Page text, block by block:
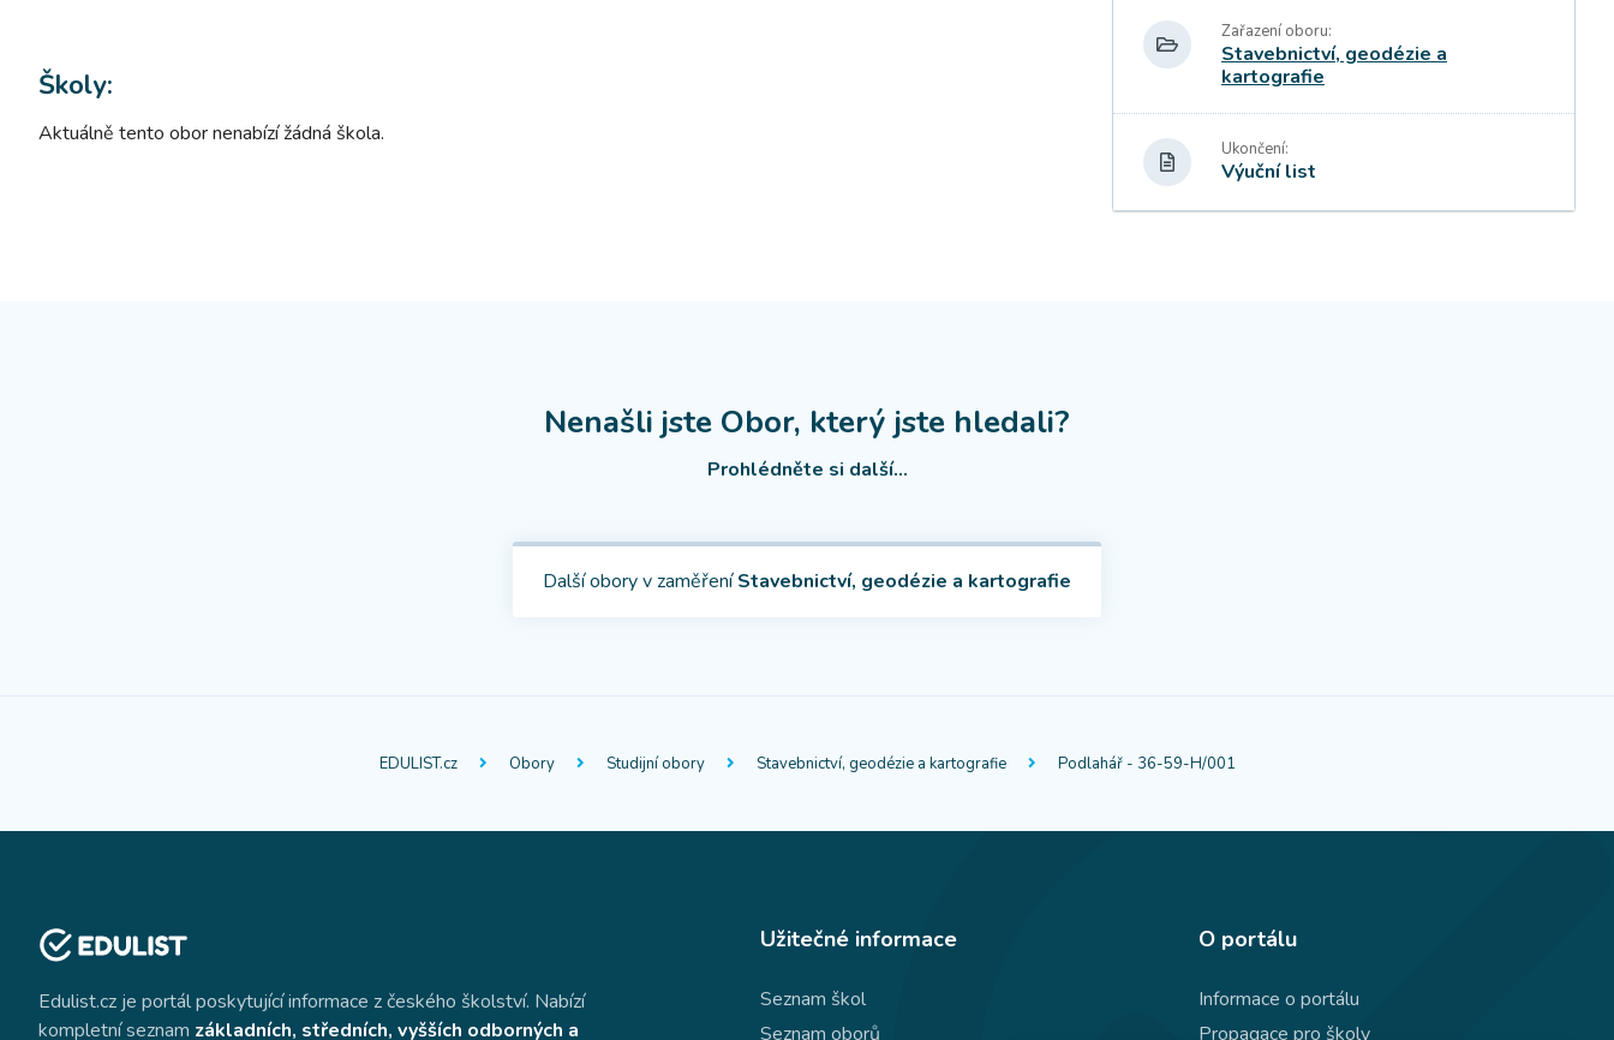
Školy:
Aktuálně tento obor nenabízí žádná škola.
Zařazení oboru:
Stavebnictví, geodézie a
kartografie
Ukončení:
Výuční list
Nenašli jste Obor, který jste hledali?
Prohlédněte si další...
Další obory v zaměřeníStavebnictví, geodézie a kartografie
EDULIST.cz Obory Studijní obory Stavebnictví, geodézie a kartografie Podlahář - 36-59-H/001
Edulist.cz je portál poskytující informace z českého školství. Nabízí
kompletní seznam základních, středních, vyšších odborných a
Užitečné informace
Seznam škol
Seznam oborů
O portálu
Informace o portálu
Propagace pro školy